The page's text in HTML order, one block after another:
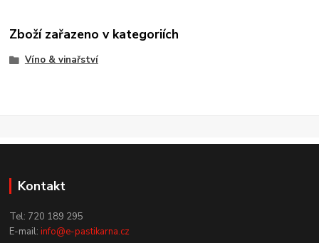
Zboží zařazeno v kategoriích
Víno & vinařství
Kontakt
Tel: 720 189 295
E-mail:info@e-pastikarna.cz